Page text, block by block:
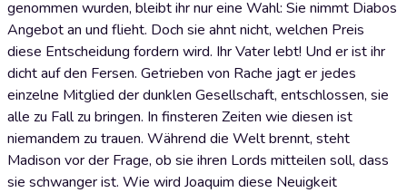
genommen wurden, bleibt ihr nur eine Wahl: Sie nimmt Diabos
Angebot an und flieht. Doch sie ahnt nicht, welchen Preis
diese Entscheidung fordern wird. Ihr Vater lebt! Und er ist ihr
dicht auf den Fersen. Getrieben von Rache jagt er jedes
einzelne Mitglied der dunklen Gesellschaft, entschlossen, sie
alle zu Fall zu bringen. In finsteren Zeiten wie diesen ist
niemandem zu trauen. Während die Welt brennt, steht
Madison vor der Frage, ob sie ihren Lords mitteilen soll, dass
sie schwanger ist. Wie wird Joaquim diese Neuigkeit